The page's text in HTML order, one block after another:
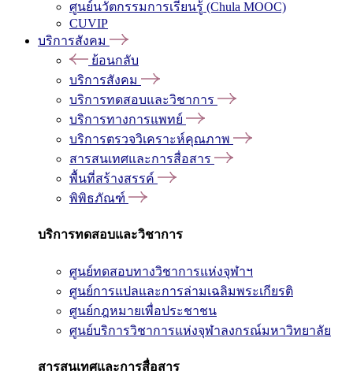
ศูนย์นวัตกรรมการเรียนรู้ (Chula MOOC)
CUVIP
บริการสังคม
ย้อนกลับ
บริการสังคม
บริการทดสอบและวิชาการ
บริการทางการแพทย์
บริการตรวจวิเคราะห์คุณภาพ
สารสนเทศและการสื่อสาร
พื้นที่สร้างสรรค์
พิพิธภัณฑ์
บริการทดสอบและวิชาการ
ศูนย์ทดสอบทางวิชาการแห่งจุฬาฯ
ศูนย์การแปลและการล่ามเฉลิมพระเกียรติ
ศูนย์กฎหมายเพื่อประชาชน
ศูนย์บริการวิชาการแห่งจุฬาลงกรณ์มหาวิทยาลัย
สารสนเทศและการสื่อสาร